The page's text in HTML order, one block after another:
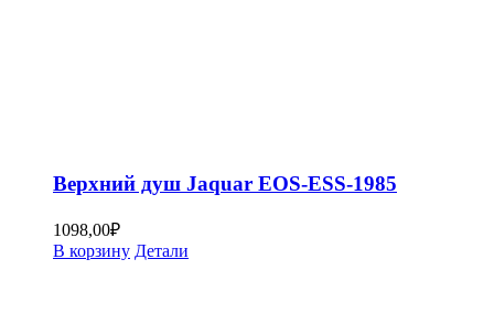
Верхний душ Jaquar EOS-ESS-1985
1098,00₽
В корзину Детали